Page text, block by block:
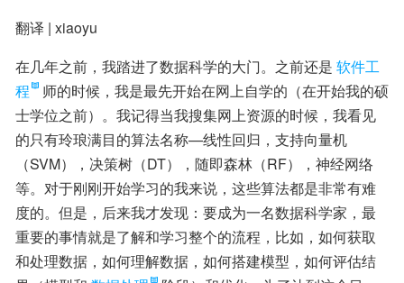
翻译 | xiaoyu
在几年之前，我踏进了数据科学的大门。之前还是 软件工
程
师的时候，我是最先开始在网上自学的（在开始我的硕
士学位之前）。我记得当我搜集网上资源的时候，我看见
的只有玲琅满目的算法名称—线性回归，支持向量机
（SVM），决策树（DT），随即森林（RF），神经网络
等。对于刚刚开始学习的我来说，这些算法都是非常有难
度的。但是，后来我才发现：要成为一名数据科学家，最
重要的事情就是了解和学习整个的流程，比如，如何获取
和处理数据，如何理解数据，如何搭建模型，如何评估结